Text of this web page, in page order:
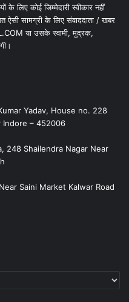
लिए कोई जिम्मेदारी स्वीकार नहीं
सामग्री के लिए संवाददाता / खबर
या उसके स्वामी, मुद्रक,
Yadav, House no. 228
Indore – 452006
248 Shailendra Nagar Near
Saini Market Kalwar Road